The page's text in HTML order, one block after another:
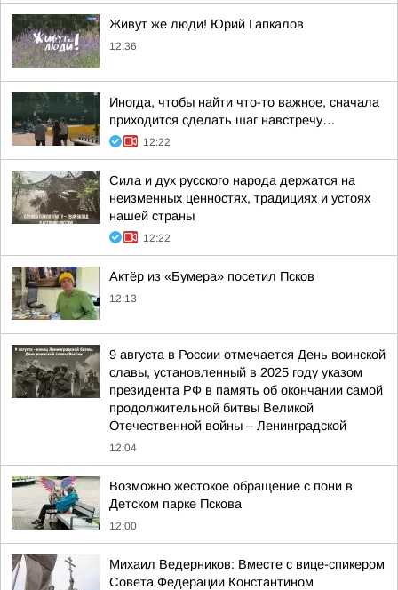
Живут же люди! Юрий Гапкалов
12:36
Иногда, чтобы найти что-то важное, сначала
приходится сделать шаг навстречу…
12:22
Сила и дух русского народа держатся на
неизменных ценностях, традициях и устоях
нашей страны
12:22
Актёр из «Бумера» посетил Псков
12:13
9 августа в России отмечается День воинской
славы, установленный в 2025 году указом
президента РФ в память об окончании самой
продолжительной битвы Великой
Отечественной войны – Ленинградской
12:04
Возможно жестокое обращение с пони в
Детском парке Пскова
12:00
Михаил Ведерников: Вместе с вице-спикером
Совета Федерации Константином